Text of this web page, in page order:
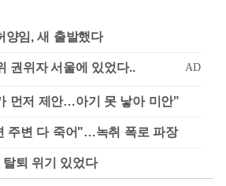
양임, 새 출발했다
먼저 제안…아기 못 낳아 미안"
주변 다 죽어"…녹취 폭로 파장
퇴 위기 있었다